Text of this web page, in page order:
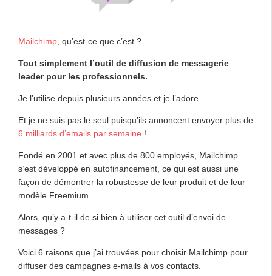
Mailchimp , qu’est-ce que c’est ?
Tout simplement l’outil de diffusion de messagerie
leader pour les professionnels.
Je l’utilise depuis plusieurs années et je l’adore.
Et je ne suis pas le seul puisqu’ils annoncent envoyer plus de
6 milliards d’emails par semaine !
Fondé en 2001 et avec plus de 800 employés, Mailchimp
s’est développé en autofinancement, ce qui est aussi une
façon de démontrer la robustesse de leur produit et de leur
modèle Freemium.
Alors, qu’y a-t-il de si bien à utiliser cet outil d’envoi de
messages ?
Voici 6 raisons que j’ai trouvées pour choisir Mailchimp pour
diffuser des campagnes e-mails à vos contacts.